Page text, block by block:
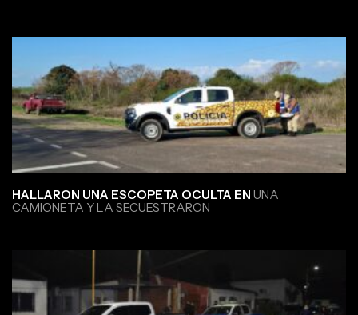
HALLARON UNA ESCOPETA OCULTA EN UNA
CAMIONETA Y LA SECUESTRARON